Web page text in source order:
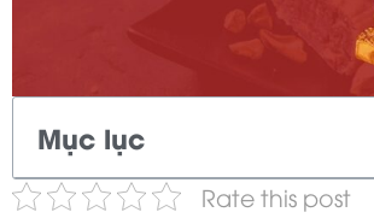
Mục lục
Rate this post